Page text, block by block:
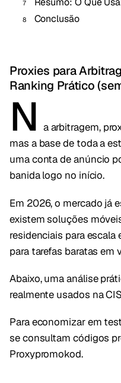
Conclusão
Proxies para
Ranking Prático
N a arbitragem,
mas a base de toda a
uma conta de anúncio
banida logo no início.
Em 2026, o mercado já
existem soluções
residenciais para escala
para tarefas baratas em
Abaixo, uma análise
realmente usados na
Para economizar em
se consultam códigos
Proxypromokod.